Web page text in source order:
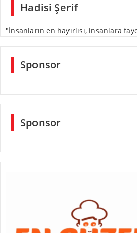
Hadisi Şerif
"İnsanların en hayırlısı, insanlara
Sponsor
Sponsor